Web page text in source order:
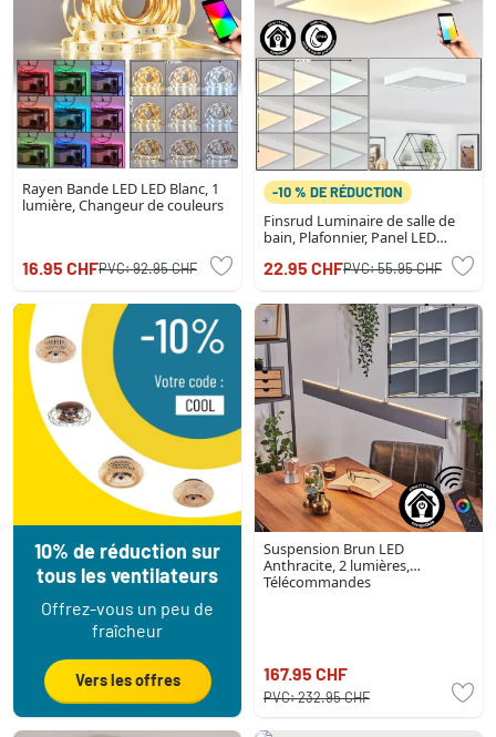
Rayen Bande LED LED Blanc, 1
lumière, Changeur de couleurs
16.95 CHFPVC:92.95 CHF
-10 % DE RÉDUCTION
Finsrud Luminaire de salle de
bain, Plafonnier, Panel LED
22.95 CHFPVC:55.95 CHF
10% de réduction sur
tous les ventilateurs
Offrez-vous un peu de
fraîcheur
Vers les offres
Suspension Brun LED
Anthracite, 2 lumières,
Télécommandes
167.95 CHF
PVC:232.95 CHF